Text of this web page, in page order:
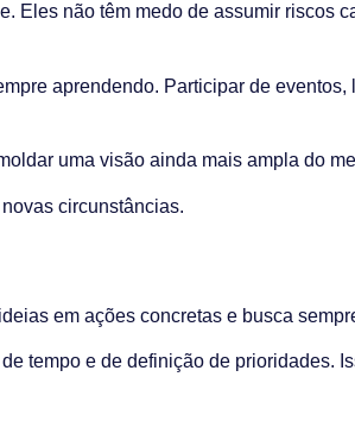
Eles não têm medo de assumir riscos
aprendendo. Participar de
uma visão ainda mais ampla do
circunstâncias.
em ações concretas e busca
tempo e de definição de prioridades.